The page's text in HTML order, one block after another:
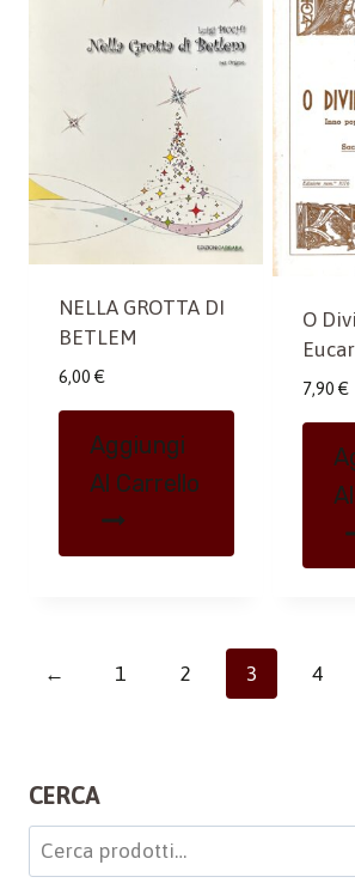
NELLA GROTTA DI
BETLEM
6,00 €
Aggiungi
Al Carrello
O
7,90 €
← 1 2 3 4
CERCA
Cerca: